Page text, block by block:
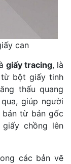
can
giấy tracing, là
bột giấy tinh
thấu quang
giúp người
bản từ bản gốc
chồng lên
các bản vẽ